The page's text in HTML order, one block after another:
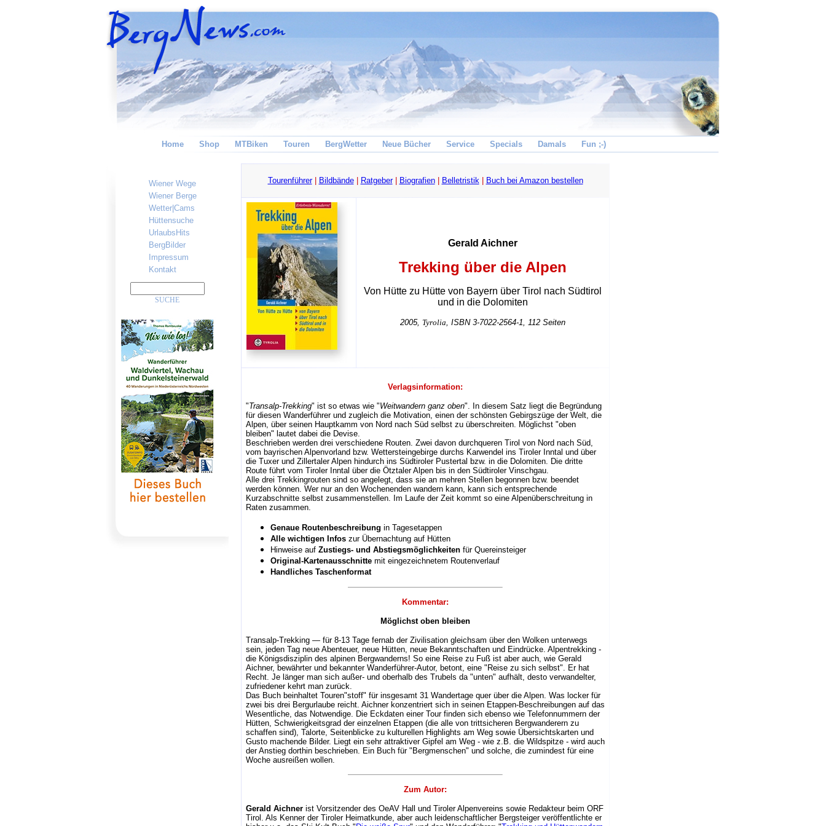
Home Shop MTBiken Touren BergWetter Neue Bücher Service Specials Damals Fun ;-)
Wiener Wege
Wiener Berge
Wetter|Cams
Hüttensuche
UrlaubsHits
BergBilder
Impressum
Kontakt
Tourenführer Bildbände Ratgeber| Biografien Belletristik Buch bei Amazon bestellen
Gerald Aichner
Trekking über die Alpen
Von Hütte zu Hütte von Bayern über Tirol nach Südtirol
und in die Dolomiten
2005, Tyrolia, ISBN 3-7022-2564-1, 112 Seiten
Verlagsinformation:
"Transalp-Trekking" ist so etwas wie "Weitwandern ganz oben". In diesem Satz liegt die Begründung
für diesen Wanderführer und zugleich die Motivation, einen der schönsten Gebirgszüge der Welt, die
Alpen, über seinen Hauptkamm von Nord nach Süd selbst zu überschreiten. Möglichst "oben
bleiben" lautet dabei die Devise.
Beschrieben werden drei verschiedene Routen. Zwei davon durchqueren Tirol von Nord nach Süd,
vom bayrischen Alpenvorland bzw. Wettersteingebirge durchs Karwendel ins Tiroler Inntal und über
die Tuxer und Zillertaler Alpen hindurch ins Südtiroler Pustertal bzw. in die Dolomiten. Die dritte
Route führt vom Tiroler Inntal über die Ötztaler Alpen bis in den Südtiroler Vinschgau.
Alle drei Trekkingrouten sind so angelegt, dass sie an mehren Stellen begonnen bzw. beendet
werden können. Wer nur an den Wochenenden wandern kann, kann sich entsprechende
Kurzabschnitte selbst zusammenstellen. Im Laufe der Zeit kommt so eine Alpenüberschreitung in
Raten zusammen.
Genaue Routenbeschreibung in Tagesetappen
Alle wichtigen Infos zur Übernachtung auf Hütten
Hinweise auf Zustiegs- und Abstiegsmöglichkeiten für Quereinsteiger
Original-Kartenausschnitte mit eingezeichnetem Routenverlauf
Handliches Taschenformat
Kommentar:
Möglichst oben bleiben
Transalp-Trekking — für 8-13 Tage fernab der Zivilisation gleichsam über den Wolken unterwegs
sein, jeden Tag neue Abenteuer, neue Hütten, neue Bekanntschaften und Eindrücke. Alpentrekking -
die Königsdisziplin des alpinen Bergwanderns! So eine Reise zu Fuß ist aber auch, wie Gerald
Aichner, bewährter und bekannter Wanderführer-Autor, betont, eine "Reise zu sich selbst". Er hat
Recht. Je länger man sich außer- und oberhalb des Trubels da "unten" aufhält, desto verwandelter,
zufriedener kehrt man zurück.
Das Buch beinhaltet Touren"stoff" für insgesamt 31 Wandertage quer über die Alpen. Was locker für
zwei bis drei Bergurlaube reicht. Aichner konzentriert sich in seinen Etappen-Beschreibungen auf das
Wesentliche, das Notwendige. Die Eckdaten einer Tour finden sich ebenso wie Telefonnummern der
Hütten, Schwierigkeitsgrad der einzelnen Etappen (die alle von trittsicheren Bergwanderern zu
schaffen sind), Talorte, Seitenblicke zu kulturellen Highlights am Weg sowie Übersichtskarten und
Gusto machende Bilder. Liegt ein sehr attraktiver Gipfel am Weg - wie z.B. die Wildspitze - wird auch
der Anstieg dorthin beschrieben. Ein Buch für "Bergmenschen" und solche, die zumindest für eine
Woche ausreißen wollen.
Zum Autor:
Gerald Aichner ist Vorsitzender des OeAV Hall und Tiroler Alpenvereins sowie Redakteur beim ORF
Tirol. Als Kenner der Tiroler Heimatkunde, aber auch leidenschaftlicher Bergsteiger veröffentlichte er